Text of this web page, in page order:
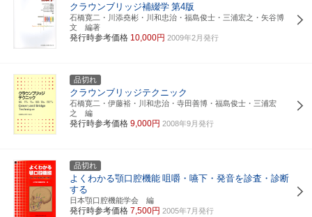
クラウンブリッジ補綴学 第4版
石橋寛二・川添堯彬・川和忠治・福島俊士・三浦宏之・矢谷博
文 編著
発行時参考価格 10,000円 2009年2月発行
品切れ
クラウンブリッジテクニック
石橋寛二・伊藤裕・川和忠治・寺田善博・福島俊士・三浦宏
之 編
発行時参考価格 9,000円 2008年9月発行
品切れ
よくわかる顎口腔機能 咀嚼・嚥下・発音を診査・診断
する
日本顎口腔機能学会 編
発行時参考価格 7,500円 2005年7月発行